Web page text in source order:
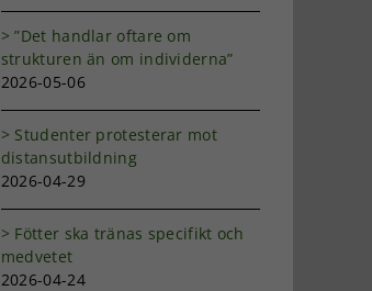
”Det handlar oftare om
strukturen än om individerna”
2026-05-06
Studenter protesterar mot
distansutbildning
2026-04-29
Fötter ska tränas specifikt och
medvetet
2026-04-24